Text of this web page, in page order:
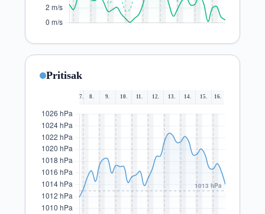
Pritisak
7. 8. 9. 10. 11. 12. 13. 14. 15. 16.